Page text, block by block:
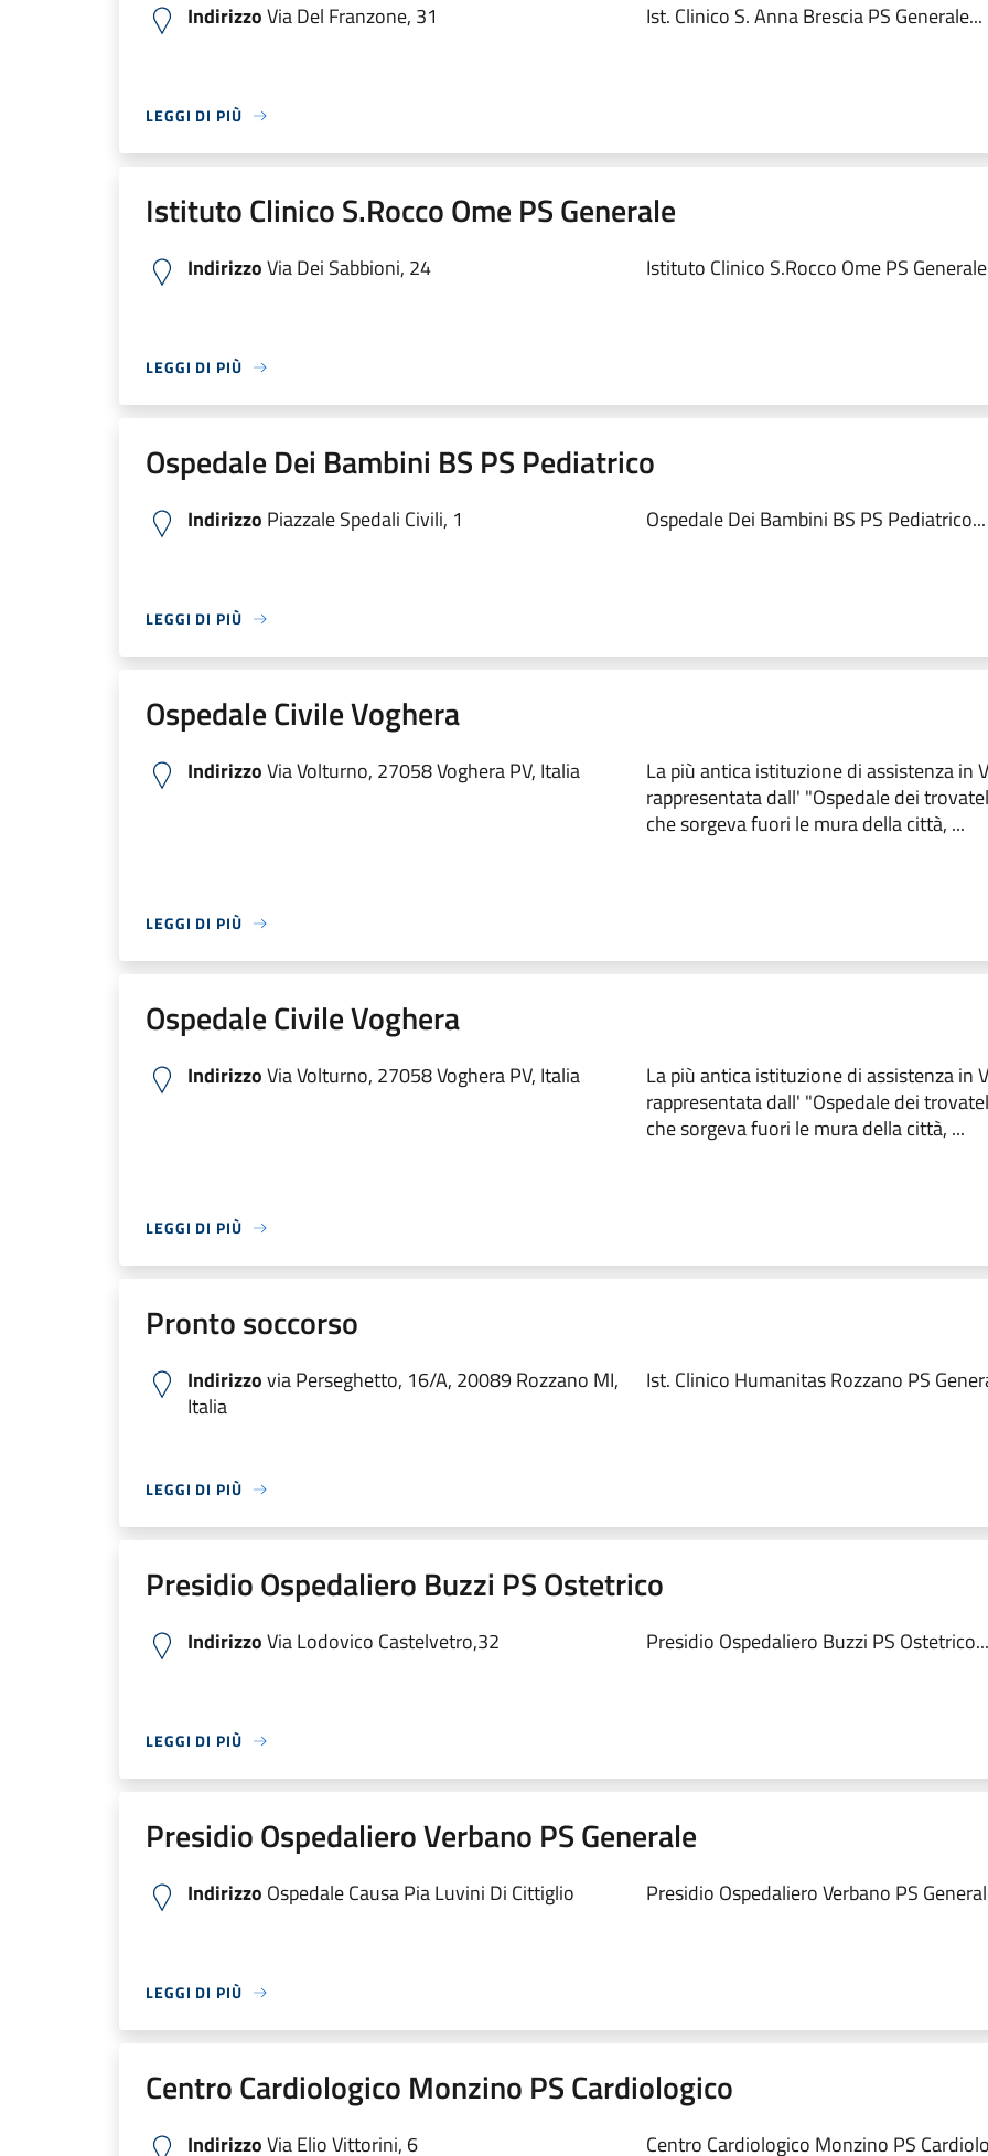
IndirizzoVia Del Franzone, 31 Ist. Clinico S. Anna Brescia PS Generale...
LEGGI DI PIÙ
Istituto Clinico S.Rocco Ome PS Generale
IndirizzoVia Dei Sabbioni, 24 Istituto Clinico S.Rocco Ome PS
LEGGI DI PIÙ
Ospedale Dei Bambini BS PS Pediatrico
Indirizzo Piazzale Spedali Civili, 1 Ospedale Dei Bambini BS PS Pediatrico...
LEGGI DI PIÙ
Ospedale Civile Voghera
IndirizzoVia Volturno, 27058 Voghera PV, Italia
La più antica istituzione di assistenza in
rappresentata dall' "Ospedale dei
che sorgeva fuori le mura della città, ...
LEGGI DI PIÙ
Ospedale Civile Voghera
IndirizzoVia Volturno, 27058 Voghera PV, Italia
La più antica istituzione di assistenza in
rappresentata dall' "Ospedale dei
che sorgeva fuori le mura della città, ...
LEGGI DI PIÙ
Pronto soccorso
Indirizzovia Perseghetto, 16/A, 20089 Rozzano MI,
Italia
Ist. Clinico Humanitas Rozzano PS
LEGGI DI PIÙ
Presidio Ospedaliero Buzzi PS Ostetrico
IndirizzoVia Lodovico Castelvetro,32 Presidio Ospedaliero Buzzi PS Ostetrico...
LEGGI DI PIÙ
Presidio Ospedaliero Verbano PS Generale
Indirizzo Ospedale Causa Pia Luvini Di Cittiglio Presidio Ospedaliero Verbano PS
LEGGI DI PIÙ
Centro Cardiologico Monzino PS Cardiologico
IndirizzoVia Elio Vittorini, 6 Centro Cardiologico Monzino PS